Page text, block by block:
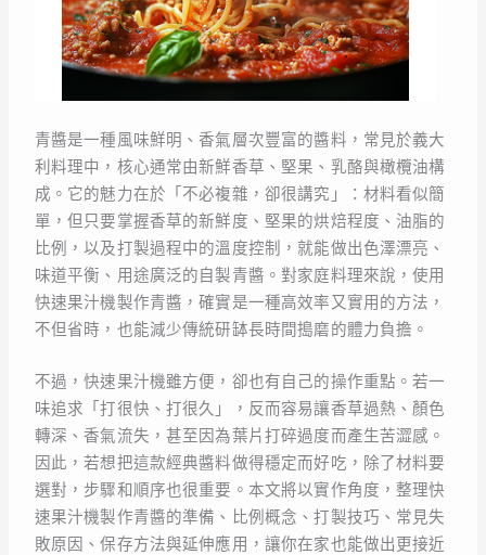
青醬是一種風味鮮明、香氣層次豐富的醬料，常見於義大
利料理中，核心通常由新鮮香草、堅果、乳酪與橄欖油構
成。它的魅力在於「不必複雜，卻很講究」：材料看似簡
單，但只要掌握香草的新鮮度、堅果的烘焙程度、油脂的
比例，以及打製過程中的溫度控制，就能做出色澤漂亮、
味道平衡、用途廣泛的自製青醬。對家庭料理來說，使用
快速果汁機製作青醬，確實是一種高效率又實用的方法，
不但省時，也能減少傳統研缽長時間搗磨的體力負擔。
不過，快速果汁機雖方便，卻也有自己的操作重點。若一
味追求「打很快、打很久」，反而容易讓香草過熱、顏色
轉深、香氣流失，甚至因為葉片打碎過度而產生苦澀感。
因此，若想把這款經典醬料做得穩定而好吃，除了材料要
選對，步驟和順序也很重要。本文將以實作角度，整理快
速果汁機製作青醬的準備、比例概念、打製技巧、常見失
敗原因、保存方法與延伸應用，讓你在家也能做出更接近